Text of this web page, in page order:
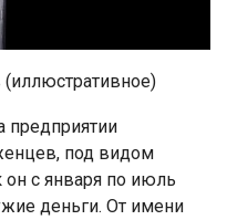
предприятии
под видом
с января по июль
деньги. От имени